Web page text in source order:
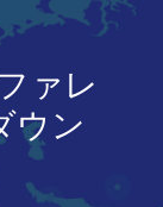
ァレ
ウン